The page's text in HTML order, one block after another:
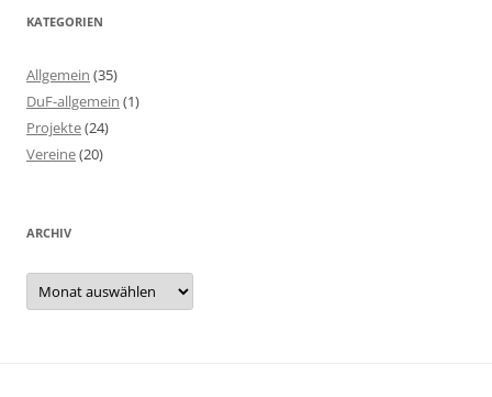
KATEGORIEN
Allgemein (35)
DuF-allgemein (1)
Projekte(24)
Vereine(20)
ARCHIV
Archiv